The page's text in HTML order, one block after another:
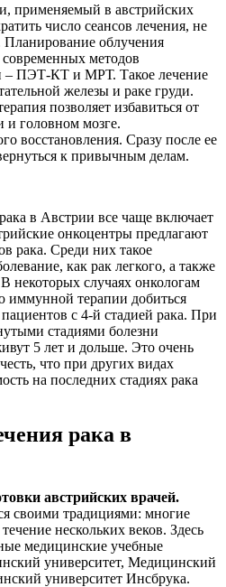
применяемый в австрийских
число сеансов лечения, не
облучения
методов
– ПЭТ-КТ и МРТ. Такое лечение
железы и раке груди.
позволяет избавиться от
и головном мозге.
восстановления. Сразу после ее
к привычным делам.
в Австрии все чаще включает
онкоцентры предлагают
рака. Среди них такое
как рак легкого, а также
некоторых случаях онкологам
иммунной терапии добиться
с 4-й стадией рака. При
стадиями болезни
5 лет и дольше. Это очень
что при других видах
на последних стадиях рака
рака в
австрийских врачей.
своими традициями: многие
нескольких веков. Здесь
медицинские учебные
университет, Медицинский
университет Инсбрука.